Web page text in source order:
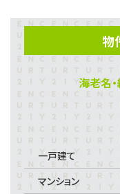
物
海老名
一戸建て
マンション